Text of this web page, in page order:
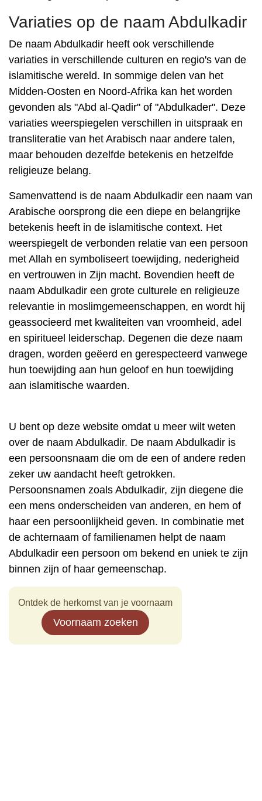
Variaties op de naam Abdulkadir
De naam Abdulkadir heeft ook verschillende
variaties in verschillende culturen en regio's van de
islamitische wereld. In sommige delen van het
Midden-Oosten en Noord-Afrika kan het worden
gevonden als "Abd al-Qadir" of "Abdulkader". Deze
variaties weerspiegelen verschillen in uitspraak en
transliteratie van het Arabisch naar andere talen,
maar behouden dezelfde betekenis en hetzelfde
religieuze belang.
Samenvattend is de naam Abdulkadir een naam van
Arabische oorsprong die een diepe en belangrijke
betekenis heeft in de islamitische context. Het
weerspiegelt de verbonden relatie van een persoon
met Allah en symboliseert toewijding, nederigheid
en vertrouwen in Zijn macht. Bovendien heeft de
naam Abdulkadir een grote culturele en religieuze
relevantie in moslimgemeenschappen, en wordt hij
geassocieerd met kwaliteiten van vroomheid, adel
en spiritueel leiderschap. Degenen die deze naam
dragen, worden geëerd en gerespecteerd vanwege
hun toewijding aan hun geloof en hun toewijding
aan islamitische waarden.
U bent op deze website omdat u meer wilt weten
over de naam Abdulkadir. De naam Abdulkadir is
een persoonsnaam die om de een of andere reden
zeker uw aandacht heeft getrokken.
Persoonsnamen zoals Abdulkadir, zijn diegene die
een mens onderscheiden van anderen, en hem of
haar een persoonlijkheid geven. In combinatie met
de achternaam of familienamen helpt de naam
Abdulkadir een persoon om bekend en uniek te zijn
binnen zijn of haar gemeenschap.
Ontdek de herkomst van je voornaam
Voornaam zoeken